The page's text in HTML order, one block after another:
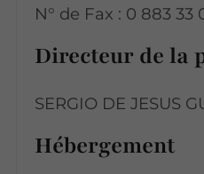
N° de Fax : 0 883 33
Directeur de la
SERGIO DE JESUS
Hébergement